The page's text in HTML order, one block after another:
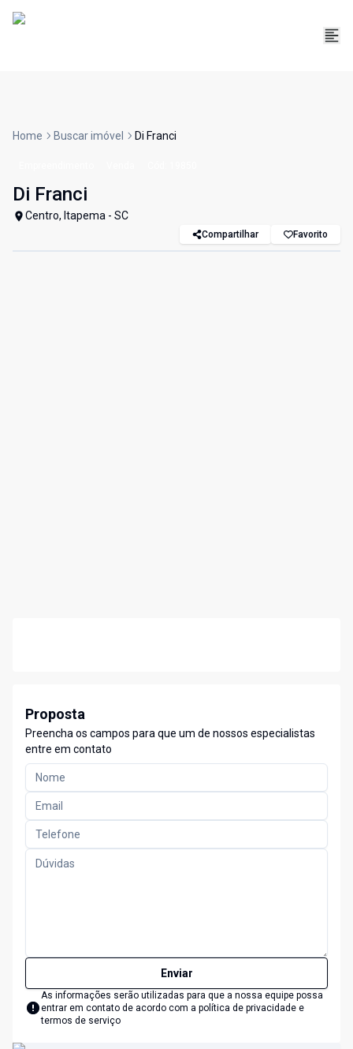
Home Buscar imóvel Di Franci
Di Franci
Centro, Itapema - SC
Compartilhar Favorito
Proposta
Preencha os campos para que um de nossos especialistas
entre em contato
Enviar
As informações serão utilizadas para que a nossa equipe possa
entrar em contato de acordo com a política de privacidade e
termos de serviço